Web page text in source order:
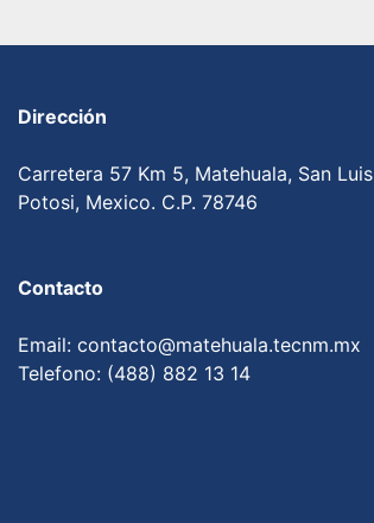
Dirección
Carretera 57 Km 5, Matehuala, San Luis
Potosi, Mexico. C.P. 78746
Contacto
Email: contacto@matehuala.tecnm.mx
Telefono: (488) 882 13 14